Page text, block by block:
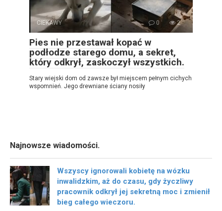
CIEKAWY 0 2
Pies nie przestawał kopać w
podłodze starego domu, a sekret,
który odkrył, zaskoczył wszystkich.
Stary wiejski dom od zawsze był miejscem pełnym cichych
wspomnień. Jego drewniane ściany nosiły
Najnowsze wiadomości.
Wszyscy ignorowali kobietę na wózku
inwalidzkim, aż do czasu, gdy życzliwy
pracownik odkrył jej sekretną moc i zmienił
bieg całego wieczoru.